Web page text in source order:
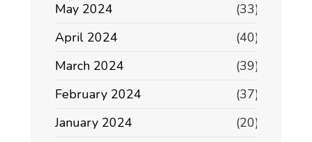
May 2024
(33)
April 2024
(40)
March 2024
(39)
February 2024
(37)
January 2024
(20)